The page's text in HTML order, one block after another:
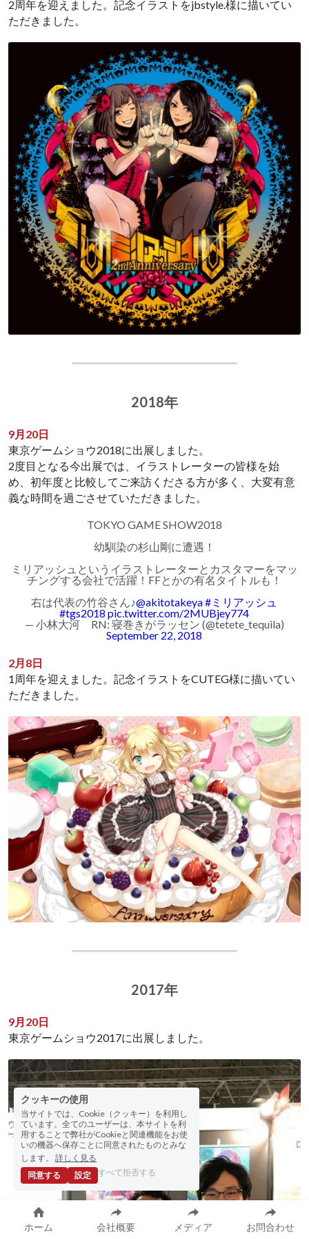
2周年を迎えました。記念イラストをjbstyle.様に描いてい
ただきました。
2018年
9月20日
東京ゲームショウ2018に出展しました。
2度目となる今出展では、イラストレーターの皆様を始
め、初年度と比較してご来訪くださる方が多く、大変有意
義な時間を過ごさせていただきました。
TOKYO GAME SHOW2018
幼馴染の杉山剛に遭遇！
ミリアッシュというイラストレーターとカスタマーをマッ
チングする会社で活躍！FFとかの有名タイトルも！
右は代表の竹谷さん♪@akitotakeya#ミリアッシュ
#tgs2018 pic.twitter.com/2MUBjey774
— 小林大河 RN: 寝巻きがラッセン (@tetete_tequila)
September 22, 2018
2月8日
1周年を迎えました。記念イラストをCUTEG様に描いてい
ただきました。
2017年
9月20日
東京ゲームショウ2017に出展しました。
ホーム 会社概要 メディア お問合わせ
クッキーの使用
当サイトでは、Cookie（クッキー）を利用し
ています。全てのユーザーは、本サイトを利
用することで弊社がCookieと関連機能をお使
いの機器へ保存ことに同意されたものとみな
します。
詳しく見る
同意する
設定 すべて拒否する